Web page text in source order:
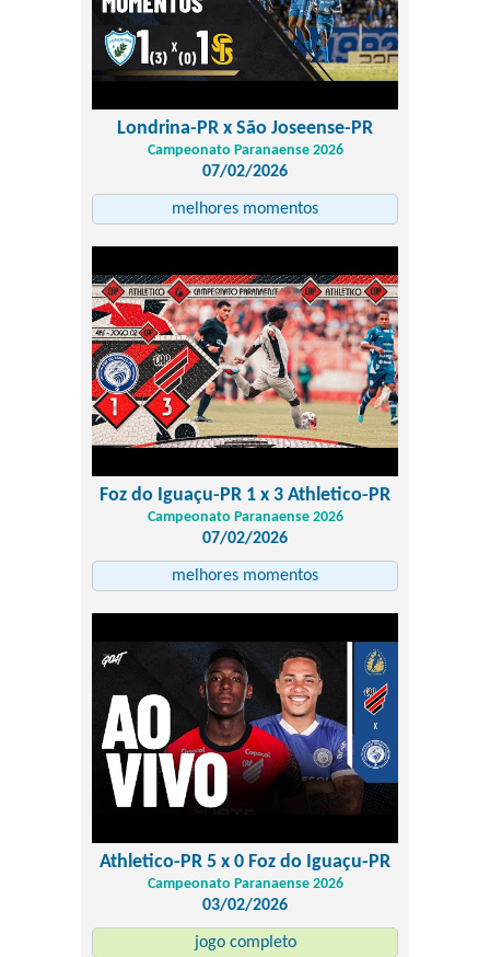
Londrina-PR x São Joseense-PR
Campeonato Paranaense 2026
07/02/2026
melhores momentos
Foz do Iguaçu-PR 1 x 3 Athletico-PR
Campeonato Paranaense 2026
07/02/2026
melhores momentos
Athletico-PR 5 x 0 Foz do Iguaçu-PR
Campeonato Paranaense 2026
03/02/2026
jogo completo